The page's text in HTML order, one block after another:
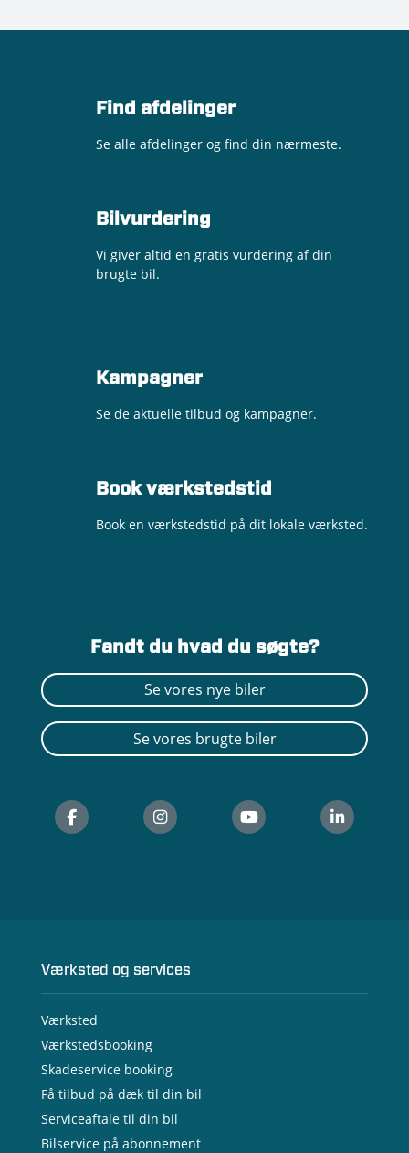
Find afdelinger
Se alle afdelinger og find din nærmeste.
Bilvurdering
Vi giver altid en gratis vurdering af din
brugte bil.
Kampagner
Se de aktuelle tilbud og kampagner.
Book værkstedstid
Book en værkstedstid på dit lokale værksted.
Fandt du hvad du søgte?
Se vores nye biler
Se vores brugte biler
Værksted og services
Værksted
Værkstedsbooking
Skadeservice booking
Få tilbud på dæk til din bil
Serviceaftale til din bil
Bilservice på abonnement